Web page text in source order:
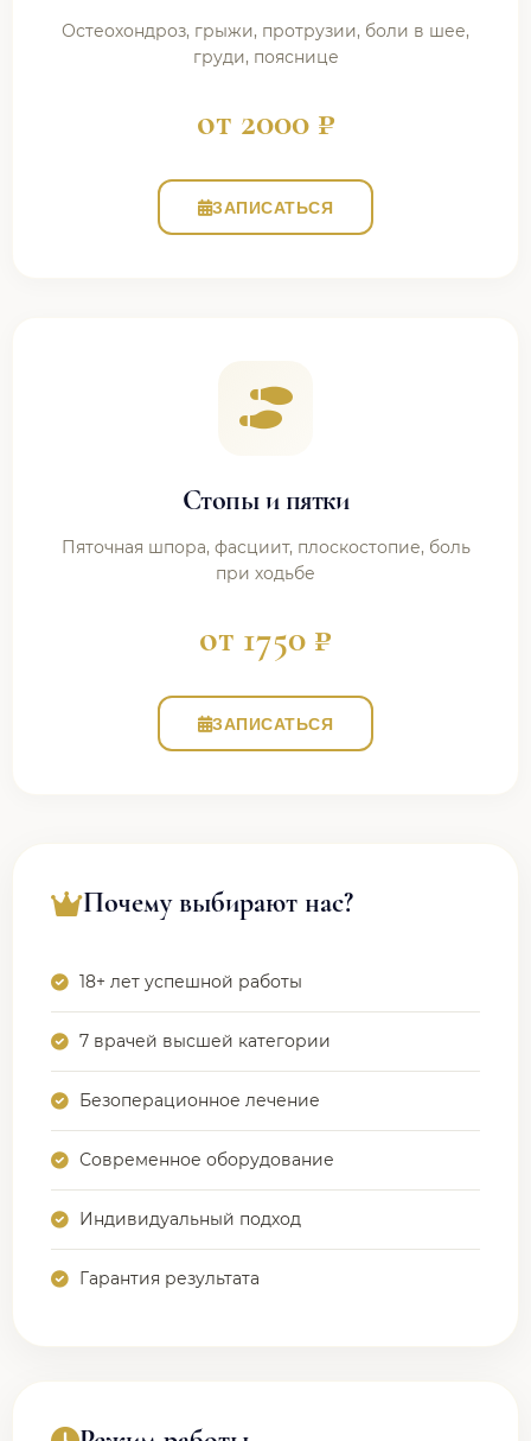
Остеохондроз, грыжи, протрузии, боли в шее,
груди, пояснице
от 2000 ₽
ЗАПИСАТЬСЯ
Стопы и пятки
Пяточная шпора, фасциит, плоскостопие, боль
при ходьбе
от 1750 ₽
ЗАПИСАТЬСЯ
Почему выбирают нас?
18+ лет успешной работы
7 врачей высшей категории
Безоперационное лечение
Современное оборудование
Индивидуальный подход
Гарантия результата